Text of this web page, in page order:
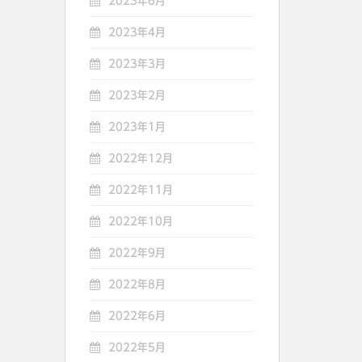
2023年4月
2023年3月
2023年2月
2023年1月
2022年12月
2022年11月
2022年10月
2022年9月
2022年8月
2022年6月
2022年5月